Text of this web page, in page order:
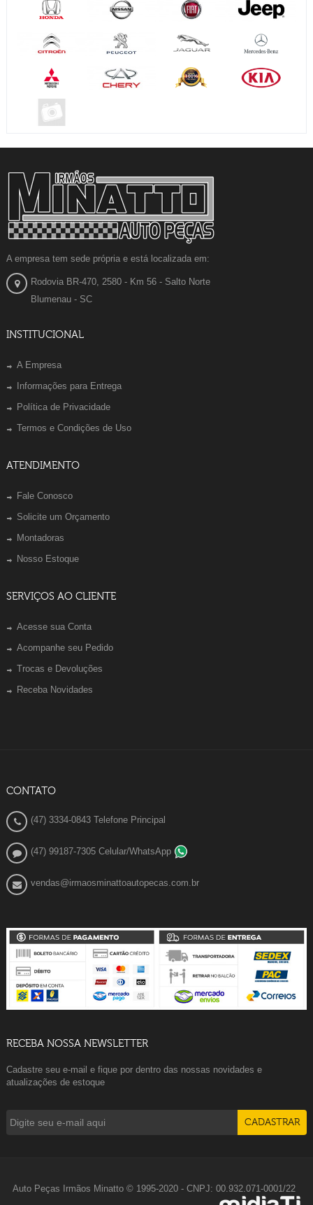
A empresa tem sede própria e está localizada em:
Rodovia BR-470, 2580 - Km 56 - Salto Norte
Blumenau - SC
INSTITUCIONAL
A Empresa
Informações para Entrega
Política de Privacidade
Termos e Condições de Uso
ATENDIMENTO
Fale Conosco
Solicite um Orçamento
Montadoras
Nosso Estoque
SERVIÇOS AO CLIENTE
Acesse sua Conta
Acompanhe seu Pedido
Trocas e Devoluções
Receba Novidades
CONTATO
(47) 3334-0843 Telefone Principal
(47) 99187-7305 Celular/WhatsApp
vendas@irmaosminattoautopecas.com.br
RECEBA NOSSA NEWSLETTER
Cadastre seu e-mail e fique por dentro das nossas novidades e
atualizações de estoque
Auto Peças Irmãos Minatto © 1995-2020 - CNPJ: 00.932.071-0001/22